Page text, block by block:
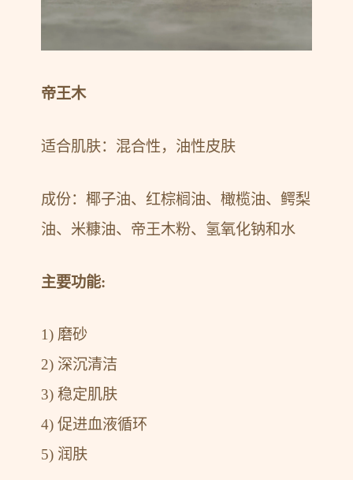
帝王木
适合肌肤：混合性，油性皮肤
成份：椰子油、红棕榈油、橄榄油、鳄梨
油、米糠油、帝王木粉、氢氧化钠和水
主要功能:
1) 磨砂
2) 深沉清洁
3) 稳定肌肤
4) 促进血液循环
5) 润肤